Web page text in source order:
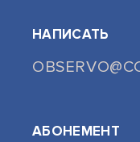
НАПИСАТЬ
АБОНЕМЕНТ